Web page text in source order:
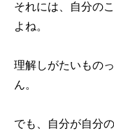
それには、自分の
よね。
理解しがたいもの
ん。
でも、自分が自分